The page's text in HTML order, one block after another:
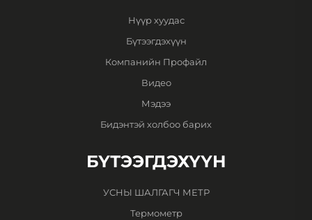
Нүүр хуудас
Бүтээгдэхүүн
Компанийн Профайл
Видео
Мэдээ
Бидэнтэй холбоо барих
БҮТЭЭГДЭХҮҮН
УСНЫ ШАЛГАГЧ МЕТР
Термометр